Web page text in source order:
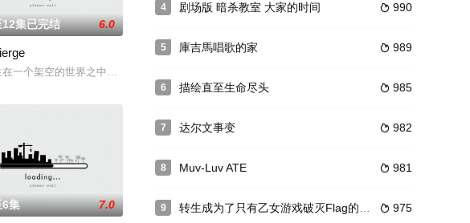
少女是入侵地球的舰队舰长——萩
因而结识了狗的主人龙介。这条他救下的狗的名字也成为了之后
份就职的主人公·澄空翼。她和所负责的偶像组合“B-PROJECT”的成员们一同
集已完结 6.0
一个架空的世界之中，这里被分为五个部分，人类所居住的地球、诸神的红色世界、理性与科学统
集 7.0
4  990
剧场版 暗杀教室 大家的时间
5  989
庫吉馬唱歌的家
6  985
描绘直至生命尽头
7  982
达尔文事变
8  981
Muv-Luv ATE
9  975
转生成为了只有乙女游戏破灭Flag的邪恶大小姐